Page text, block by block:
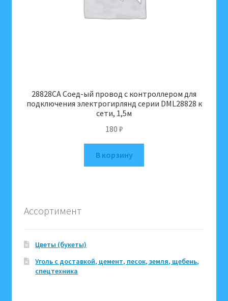
28828CA Соед-ый провод с контроллером для
подключения электрогирлянд серии DML28828 к
сети, 1,5м
180 ₽
В корзину
Ассортимент
Цветы (букеты)
Уголь с доставкой, цемент, песок, земля, щебень,
спецтехника